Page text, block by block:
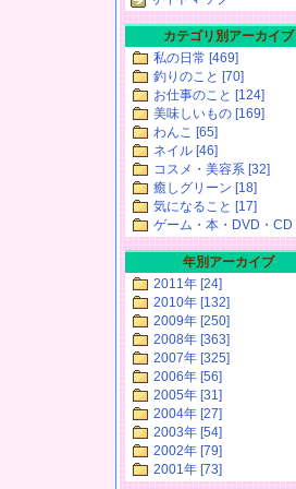
カテゴリ別アーカイブ
私の日常 [469]
釣りのこと [70]
お仕事のこと [124]
美味しいもの [169]
わんこ [65]
ネイル [46]
コスメ・美容系 [32]
癒しグリーン [18]
気になること [17]
ゲーム・本・DVD・CD
年別アーカイブ
2011年 [24]
2010年 [132]
2009年 [250]
2008年 [363]
2007年 [325]
2006年 [56]
2005年 [31]
2004年 [27]
2003年 [54]
2002年 [79]
2001年 [73]